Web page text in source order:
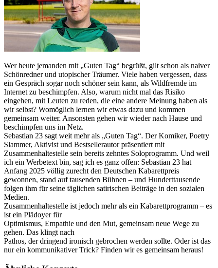
Wer heute jemanden mit „Guten Tag“ begrüßt, gilt schon als naiver
Schönredner und utopischer Träumer. Viele haben vergessen, dass
ein Gespräch sogar noch schöner sein kann, als Wildfremde im
Internet zu beschimpfen. Also, warum nicht mal das Risiko
eingehen, mit Leuten zu reden, die eine andere Meinung haben als
wir selbst? Womöglich lernen wir etwas dazu und kommen
gemeinsam weiter. Ansonsten gehen wir wieder nach Hause und
beschimpfen uns im Netz.
Sebastian 23 sagt weit mehr als „Guten Tag“. Der Komiker, Poetry
Slammer, Aktivist und Bestsellerautor präsentiert mit
Zusammenhaltestelle sein bereits zehntes Soloprogramm. Und weil
ich ein Werbetext bin, sag ich es ganz offen: Sebastian 23 hat
Anfang 2025 völlig zurecht den Deutschen Kabarettpreis
gewonnen, stand auf tausenden Bühnen – und Hunderttausende
folgen ihm für seine täglichen satirischen Beiträge in den sozialen
Medien.
Zusammenhaltestelle ist jedoch mehr als ein Kabarettprogramm – es
ist ein Plädoyer für
Optimismus, Empathie und den Mut, gemeinsam neue Wege zu
gehen. Das klingt nach
Pathos, der dringend ironisch gebrochen werden sollte. Oder ist das
nur ein kommunikativer Trick? Finden wir es gemeinsam heraus!